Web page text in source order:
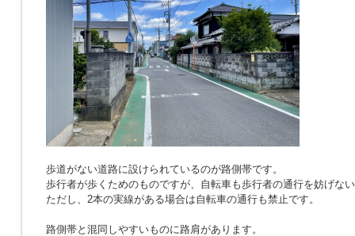
歩道がない道路に設けられているのが路側帯です。
歩行者が歩くためのものですが、自転車も歩行者の通行を妨げな
ただし、2本の実線がある場合は自転車の通行も禁止です。
路側帯と混同しやすいものに路肩があります。